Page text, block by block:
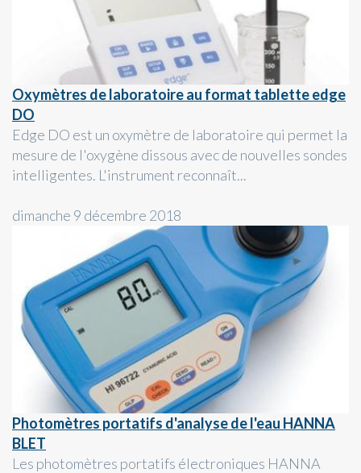
Oxymètres de laboratoire au format tablette edge
DO
Edge DO est un oxymètre de laboratoire qui permet la
mesure de l'oxygène dissous avec de nouvelles sondes
intelligentes. L'instrument reconnaît...
dimanche 9 décembre 2018
Photomètres portatifs d'analyse de l'eau HANNA
BLET
Les photomètres portatifs électroniques HANNA